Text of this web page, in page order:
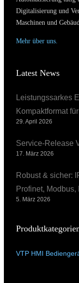
Digitalisierung und
Maschinen und
Mehr über uns.
Latest News
Leistungssarkes
Kompaktformat
29. April 2026
Service-Release
17. März 2026
Robust & sicher:
Profinet, Modbus,
5. März 2026
VTP HMI